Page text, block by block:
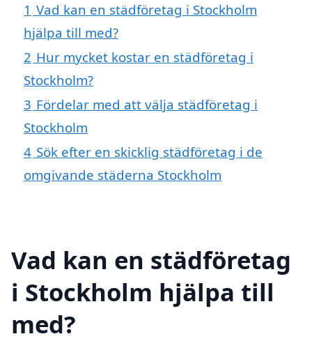
1 Vad kan en städföretag i Stockholm
hjälpa till med?
2 Hur mycket kostar en städföretag i
Stockholm?
3 Fördelar med att välja städföretag i
Stockholm
4 Sök efter en skicklig städföretag i de
omgivande städerna Stockholm
Vad kan en städföretag
i Stockholm hjälpa till
med?